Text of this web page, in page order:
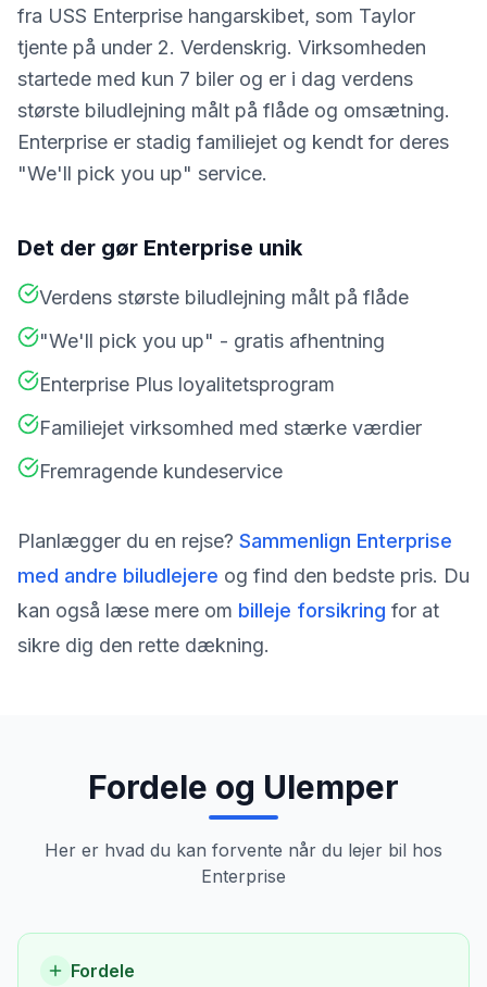
fra USS Enterprise hangarskibet, som Taylor
tjente på under 2. Verdenskrig. Virksomheden
startede med kun 7 biler og er i dag verdens
største biludlejning målt på flåde og omsætning.
Enterprise er stadig familiejet og kendt for deres
"We'll pick you up" service.
Det der gør Enterprise unik
Verdens største biludlejning målt på flåde
"We'll pick you up" - gratis afhentning
Enterprise Plus loyalitetsprogram
Familiejet virksomhed med stærke værdier
Fremragende kundeservice
Planlægger du en rejse? Sammenlign Enterprise
med andre biludlejere og find den bedste pris. Du
kan også læse mere om billeje forsikring for at
sikre dig den rette dækning.
Fordele og Ulemper
Her er hvad du kan forvente når du lejer bil hos
Enterprise
Fordele